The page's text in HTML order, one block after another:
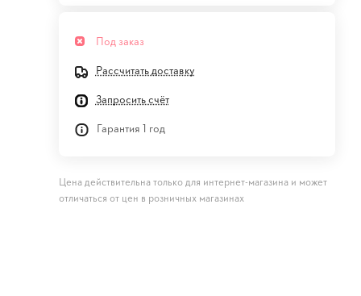
Под заказ
Рассчитать доставку
Запросить счёт
Гарантия 1 год
Цена действительна только для интернет-магазина и может
отличаться от цен в розничных магазинах